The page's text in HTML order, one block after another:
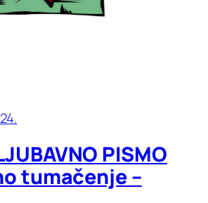
PISMO
tumačenje –